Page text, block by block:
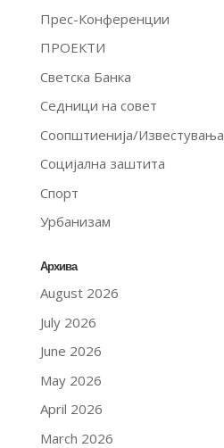
Прес-Конференции
ПРОЕКТИ
Светска Банка
Седници на совет
Соопштиенија/Известувања
Социјална заштита
Спорт
Урбанизам
Архива
August 2026
July 2026
June 2026
May 2026
April 2026
March 2026